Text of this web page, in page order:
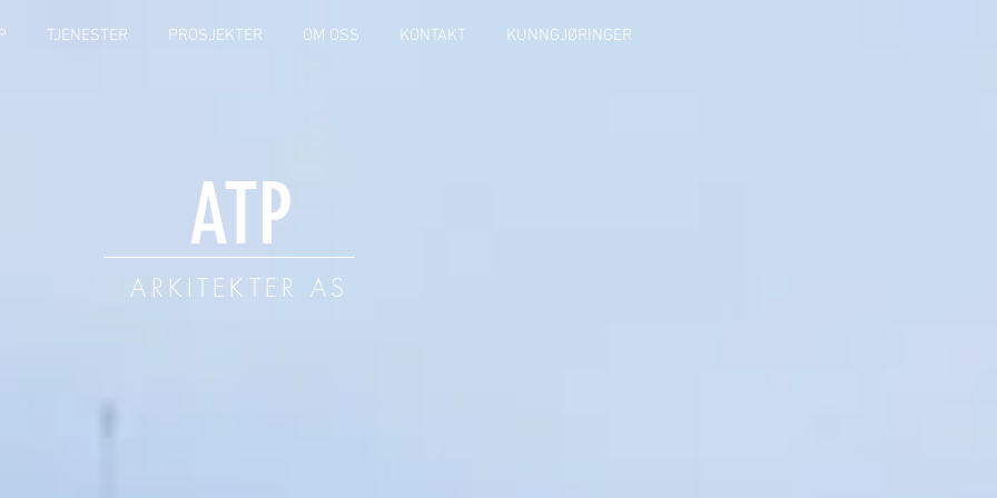
TJENESTER PROSJEKTER OM OSS KONTAKT KUNNGJØRINGER
ATP
ARKITEKTER AS